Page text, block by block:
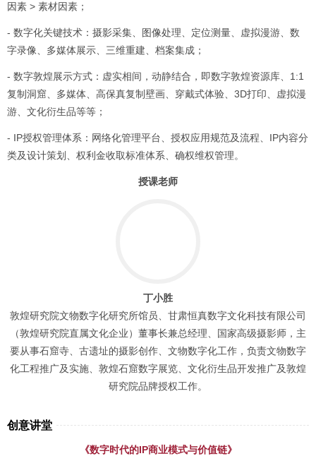
因素 > 素材因素；
- 数字化关键技术：摄影采集、图像处理、定位测量、虚拟漫游、数
字录像、多媒体展示、三维重建、档案集成；
- 数字敦煌展示方式：虚实相间，动静结合，即数字敦煌资源库、1:1
复制洞窟、多媒体、高保真复制壁画、穿戴式体验、3D打印、虚拟漫
游、文化衍生品等等；
- IP授权管理体系：网络化管理平台、授权应用规范及流程、IP内容分
类及设计策划、权利金收取标准体系、确权维权管理。
授课老师
丁小胜
敦煌研究院文物数字化研究所馆员、甘肃恒真数字文化科技有限公司
（敦煌研究院直属文化企业）董事长兼总经理、国家高级摄影师，主
要从事石窟寺、古遗址的摄影创作、文物数字化工作，负责文物数字
化工程推广及实施、敦煌石窟数字展览、文化衍生品开发推广及敦煌
研究院品牌授权工作。
创意讲堂
《数字时代的IP商业模式与价值链》